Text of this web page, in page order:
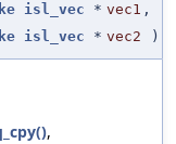
isl_vec * vec1 ,
isl_vec * vec2 )
,